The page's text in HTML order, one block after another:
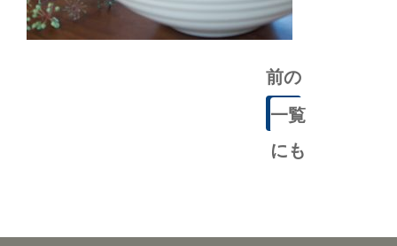
前の
記事
一覧
にも